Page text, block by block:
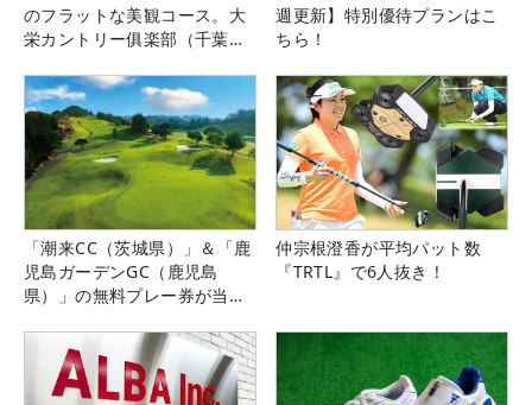
のフラットな美観コース。大
栄カントリー俱楽部（千葉
週更新】特別優待プランはこ
ちら！
「潮来CC（茨城県）」＆「鹿
児島ガーデンGC（鹿児島
県）」の無料プレー券が当た
仲宗根澄香が平均パット数
『TRTL』で6人抜き！